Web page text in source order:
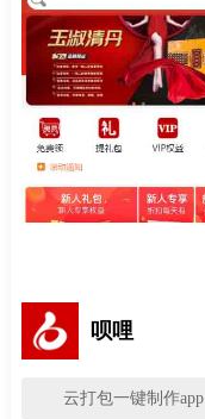
呗哩
云打包一键制作app